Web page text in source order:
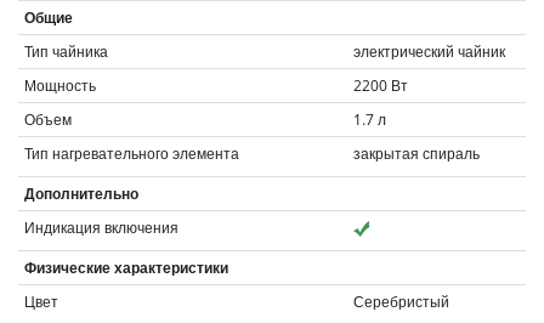
Общие
Тип чайника
электрический чайник
Мощность
2200 Вт
Объем
1.7л
Тип нагревательного элемента
закрытая спираль
Дополнительно
Индикация включения
Физические характеристики
Цвет
Серебристый